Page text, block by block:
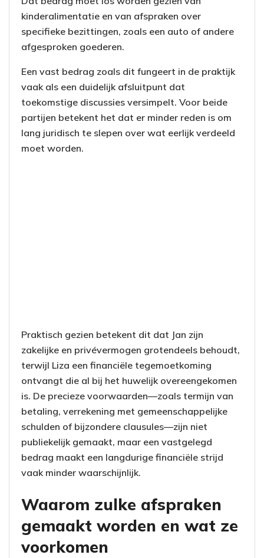
kinderalimentatie en van afspraken over
specifieke bezittingen, zoals een auto of andere
afgesproken goederen.
Een vast bedrag zoals dit fungeert in de praktijk
vaak als een duidelijk afsluitpunt dat
toekomstige discussies versimpelt. Voor beide
partijen betekent het dat er minder reden is om
lang juridisch te slepen over wat eerlijk verdeeld
moet worden.
Praktisch gezien betekent dit dat Jan zijn
zakelijke en privévermogen grotendeels behoudt,
terwijl Liza een financiële tegemoetkoming
ontvangt die al bij het huwelijk overeengekomen
is. De precieze voorwaarden—zoals termijn van
betaling, verrekening met gemeenschappelijke
schulden of bijzondere clausules—zijn niet
publiekelijk gemaakt, maar een vastgelegd
bedrag maakt een langdurige financiële strijd
vaak minder waarschijnlijk.
Waarom zulke afspraken
gemaakt worden en wat ze
voorkomen